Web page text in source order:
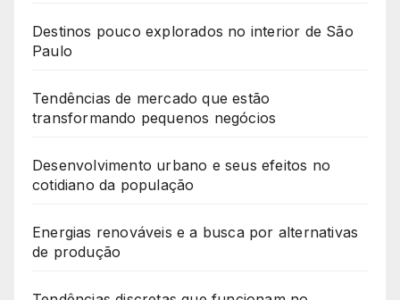
Destinos pouco explorados no interior de São
Paulo
Tendências de mercado que estão
transformando pequenos negócios
Desenvolvimento urbano e seus efeitos no
cotidiano da população
Energias renováveis e a busca por alternativas
de produção